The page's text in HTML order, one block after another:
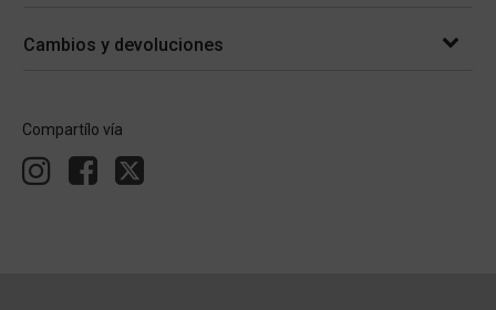
Cambios y devoluciones
Compartílo vía